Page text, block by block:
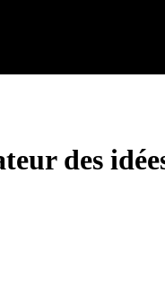
des